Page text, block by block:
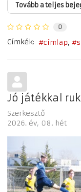
Tovább a teljes
0
Címkék:
címlap
Jó játékkal
Szerkesztő
2026. év 08. hét